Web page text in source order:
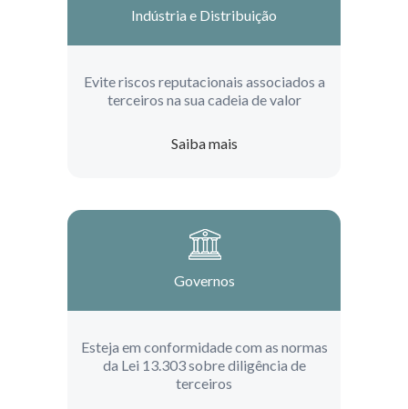
Indústria e Distribuição
Evite riscos reputacionais associados a
terceiros na sua cadeia de valor
Saiba mais
Governos
Esteja em conformidade com as normas
da Lei 13.303 sobre diligência de
terceiros